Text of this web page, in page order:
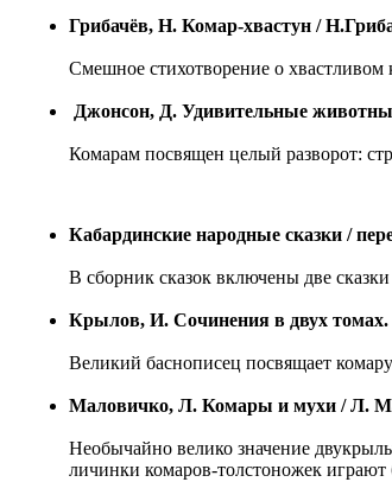
Грибачёв, Н. Комар-хвастун /
Смешное стихотворение о хвастливом
Джонсон, Д. Удивительные
Комарам посвящен целый разворот:
Кабардинские народные сказки /
В сборник сказок включены две
Крылов, И. Сочинения в двух
Великий баснописец посвящает
Маловичко, Л. Комары и мухи / Л.
Необычайно велико значение
личинки комаров-толстоножек